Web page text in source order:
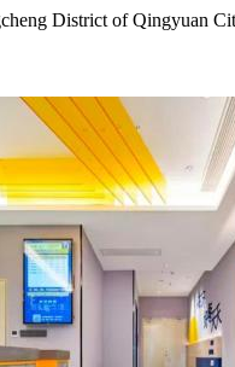
District of Qingyuan